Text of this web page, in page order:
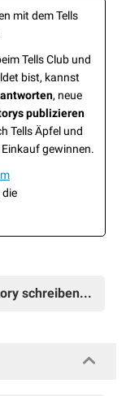
mit dem Tells
Tells Club und
bist, kannst
, neue
publizieren
Tells Äpfel und
gewinnen.
die
schreiben...